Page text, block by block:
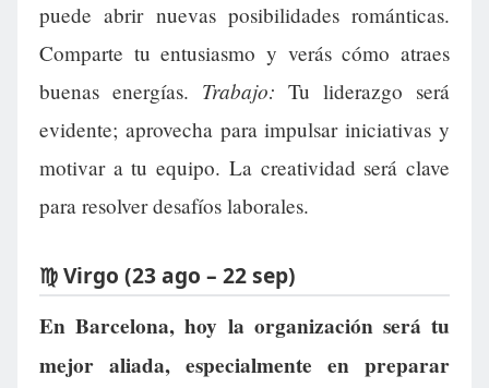
puede abrir nuevas posibilidades románticas.
Comparte tu entusiasmo y verás cómo atraes
buenas energías. Trabajo: Tu liderazgo será
evidente; aprovecha para impulsar iniciativas y
motivar a tu equipo. La creatividad será clave
para resolver desafíos laborales.
♍ Virgo (23 ago – 22 sep)
En Barcelona, hoy la organización será tu
mejor aliada, especialmente en preparar